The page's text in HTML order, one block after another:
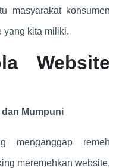
masyarakat konsumen
yang kita miliki.
Website
Mumpuni
menganggap remeh
meremehkan website,